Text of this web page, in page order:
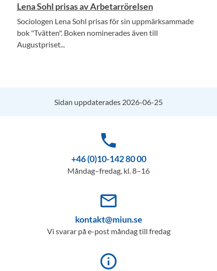
Lena Sohl prisas av Arbetarrörelsen
Sociologen Lena Sohl prisas för sin uppmärksammade
bok "Tvätten". Boken nominerades även till
Augustpriset...
Sidan uppdaterades 2026-06-25
phone
+46 (0)10-142 80 00
Måndag–fredag, kl. 8–16
mail_outline
kontakt@miun.se
Vi svarar på e-post måndag till fredag
info_outline